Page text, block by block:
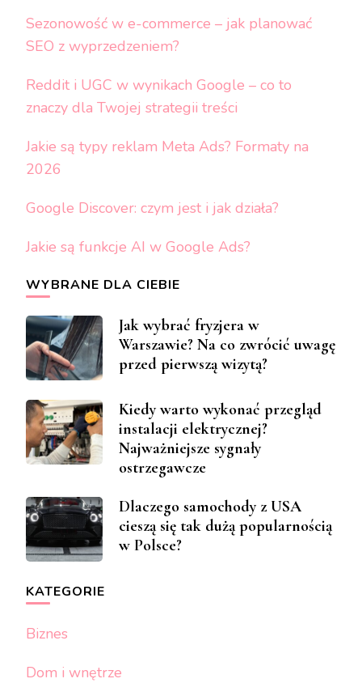
Sezonowość w e-commerce – jak planować
SEO z wyprzedzeniem?
Reddit i UGC w wynikach Google – co to
znaczy dla Twojej strategii treści
Jakie są typy reklam Meta Ads? Formaty na
2026
Google Discover: czym jest i jak działa?
Jakie są funkcje AI w Google Ads?
WYBRANE DLA CIEBIE
Jak wybrać fryzjera w
Warszawie? Na co zwrócić uwagę
przed pierwszą wizytą?
Kiedy warto wykonać przegląd
instalacji elektrycznej?
Najważniejsze sygnały
ostrzegawcze
Dlaczego samochody z USA
cieszą się tak dużą popularnością
w Polsce?
KATEGORIE
Biznes
Dom i wnętrze